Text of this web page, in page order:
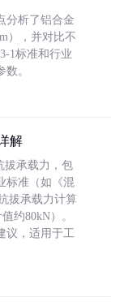
分析了铝合金
），并对比不
1标准和行业
。
解
拔承载力，包
标准（如《混
拔承载力计算
约80kN）。
议，适用于工